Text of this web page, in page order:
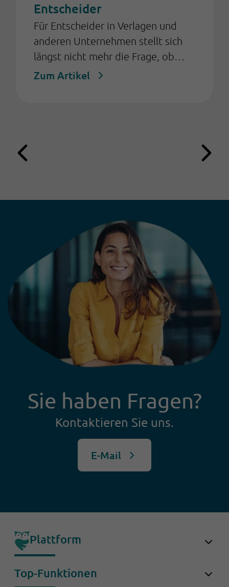
Entscheider
Für Entscheider in Verlagen und
anderen Unternehmen stellt sich
längst nicht mehr die Frage, ob
Künstliche Intelligenz (KI) im
Entscheidend ist die Kombination
aus klarer Strategie, passenden
Anwendungsfällen und der
Einbindung der Mitarbeitenden.
Die folgenden fünf Learnings
zeigen, worauf es bei der
Einführung eines modernen KI-
gestützten Leserservices ankommt.
Zum Artikel
Sie haben Fragen?
Kontaktieren Sie uns.
E-Mail
Plattform
OwlForce
Top-Funktionen